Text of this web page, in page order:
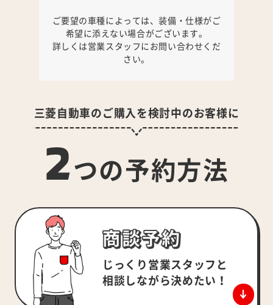
ご要望の車種によっては、装備・仕様がご
希望に添えない場合がございます。
詳しくは営業スタッフにお問い合わせくだ
さい。
三菱自動車のご購入を検討中のお客様に
2つの予約方法
じっくり営業スタッフと
相談しながら決めたい！